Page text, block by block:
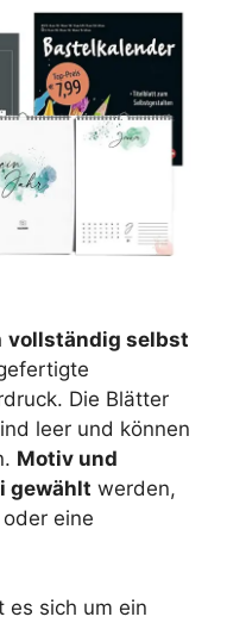
vollständig selbst
Die Blätter
leer und können
Motiv und
gewählt werden,
eine
es sich um ein